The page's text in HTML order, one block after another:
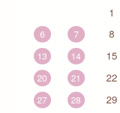
1
6 7 8
13 14 15
20 21 22
27 28 29